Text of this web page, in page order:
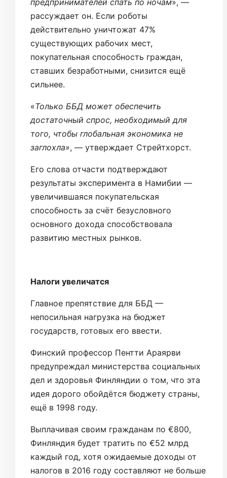
рассуждает он. Если роботы
действительно уничтожат 47%
существующих рабочих мест,
покупательная способность граждан,
ставших безработными, снизится ещё
сильнее.
«Только ББД может обеспечить
достаточный спрос, необходимый для
того, чтобы глобальная экономика не
заглохла», — утверждает Стрейтхорст.
Его слова отчасти подтверждают
результаты эксперимента в Намибии —
увеличившаяся покупательская
способность за счёт безусловного
основного дохода способствовала
развитию местных рынков.
Налоги увеличатся
Главное препятствие для ББД —
непосильная нагрузка на бюджет
государств, готовых его ввести.
Финский профессор Пентти Араярви
предупреждал министерства социальных
дел и здоровья Финляндии о том, что эта
идея дорого обойдётся бюджету страны,
ещё в 1998 году.
Выплачивая своим гражданам по €800,
Финляндия будет тратить по €52 млрд
каждый год, хотя ожидаемые доходы от
налогов в 2016 году составляют не больше